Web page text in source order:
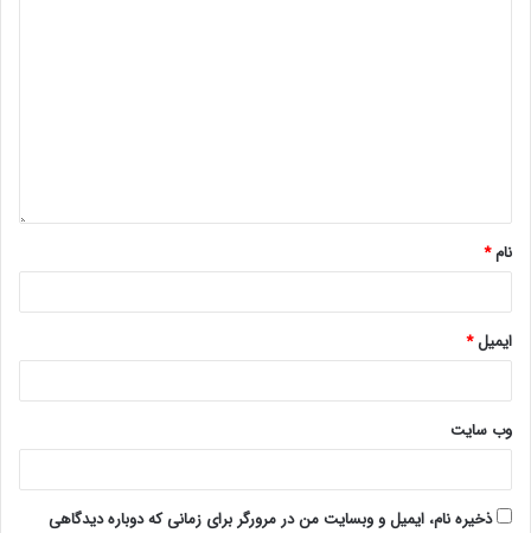
نام*
ایمیل*
وب‌ سایت
ذخیره نام، ایمیل و وبسایت من در مرورگر برای زمانی که دوباره دیدگاهی